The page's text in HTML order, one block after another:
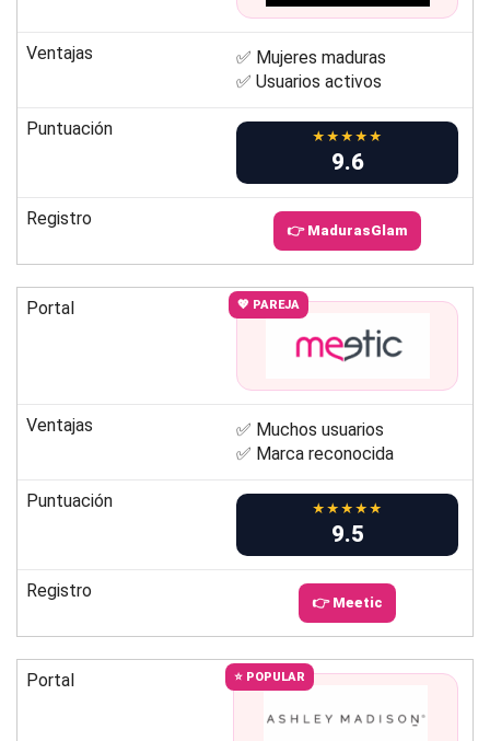
Ventajas
✅ Mujeres maduras
✅ Usuarios activos
Puntuación ★★★★★
9.6
Registro
👉 MadurasGlam
Portal 💖 PAREJA
Ventajas
✅ Muchos usuarios
✅ Marca reconocida
Puntuación ★★★★★
9.5
Registro
👉 Meetic
Portal ⭐ POPULAR